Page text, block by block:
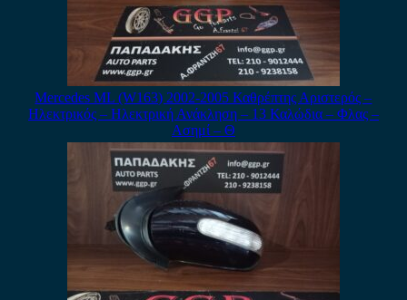
Mercedes ML (W163) 2002-2005 Καθρέπτης Αριστερός –
Ηλεκτρικός – Ηλεκτρική Ανάκληση – 13 Καλώδια – Φλας –
Ασημί – Θ